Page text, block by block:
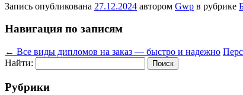
Запись опубликована 27.12.2024 автором Gwp в рубрике
Навигация по записям
← Все виды дипломов на заказ — быстро и надежно
Найти:
Рубрики